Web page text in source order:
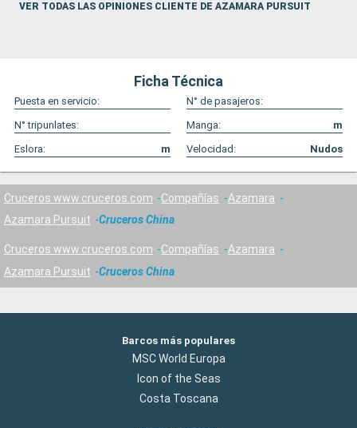
VER TODAS LAS OPINIONES CLIENTE DE AZAMARA PURSUIT
Ficha Técnica
Puesta en servicio:
N° de pasajeros:
N° tripunlates:
Manga:
m
Eslora:
m Velocidad: Nudos
Cruceros www.cruceros.com Compañías
Azamara
Azamara Pursuit
Cruceros China
Cruceros www.cruceros.com Compañías
Azamara
Azamara Pursuit
Cruceros China
Barcos más populares
MSC World Europa
Icon of the Seas
Costa Toscana